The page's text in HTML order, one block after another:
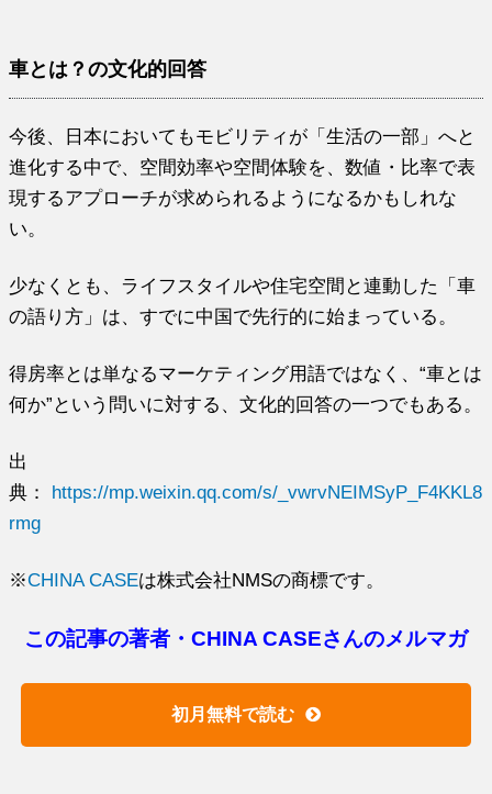
車とは？の文化的回答
今後、日本においてもモビリティが「生活の一部」へと
進化する中で、空間効率や空間体験を、数値・比率で表
現するアプローチが求められるようになるかもしれな
い。
少なくとも、ライフスタイルや住宅空間と連動した「車
の語り方」は、すでに中国で先行的に始まっている。
得房率とは単なるマーケティング用語ではなく、“車とは
何か”という問いに対する、文化的回答の一つでもある。
出
典： https://mp.weixin.qq.com/s/_vwrvNEIMSyP_F4KKL8
rmg
※CHINA CASEは株式会社NMSの商標です。
この記事の著者・CHINA CASEさんのメルマガ
初月無料で読む